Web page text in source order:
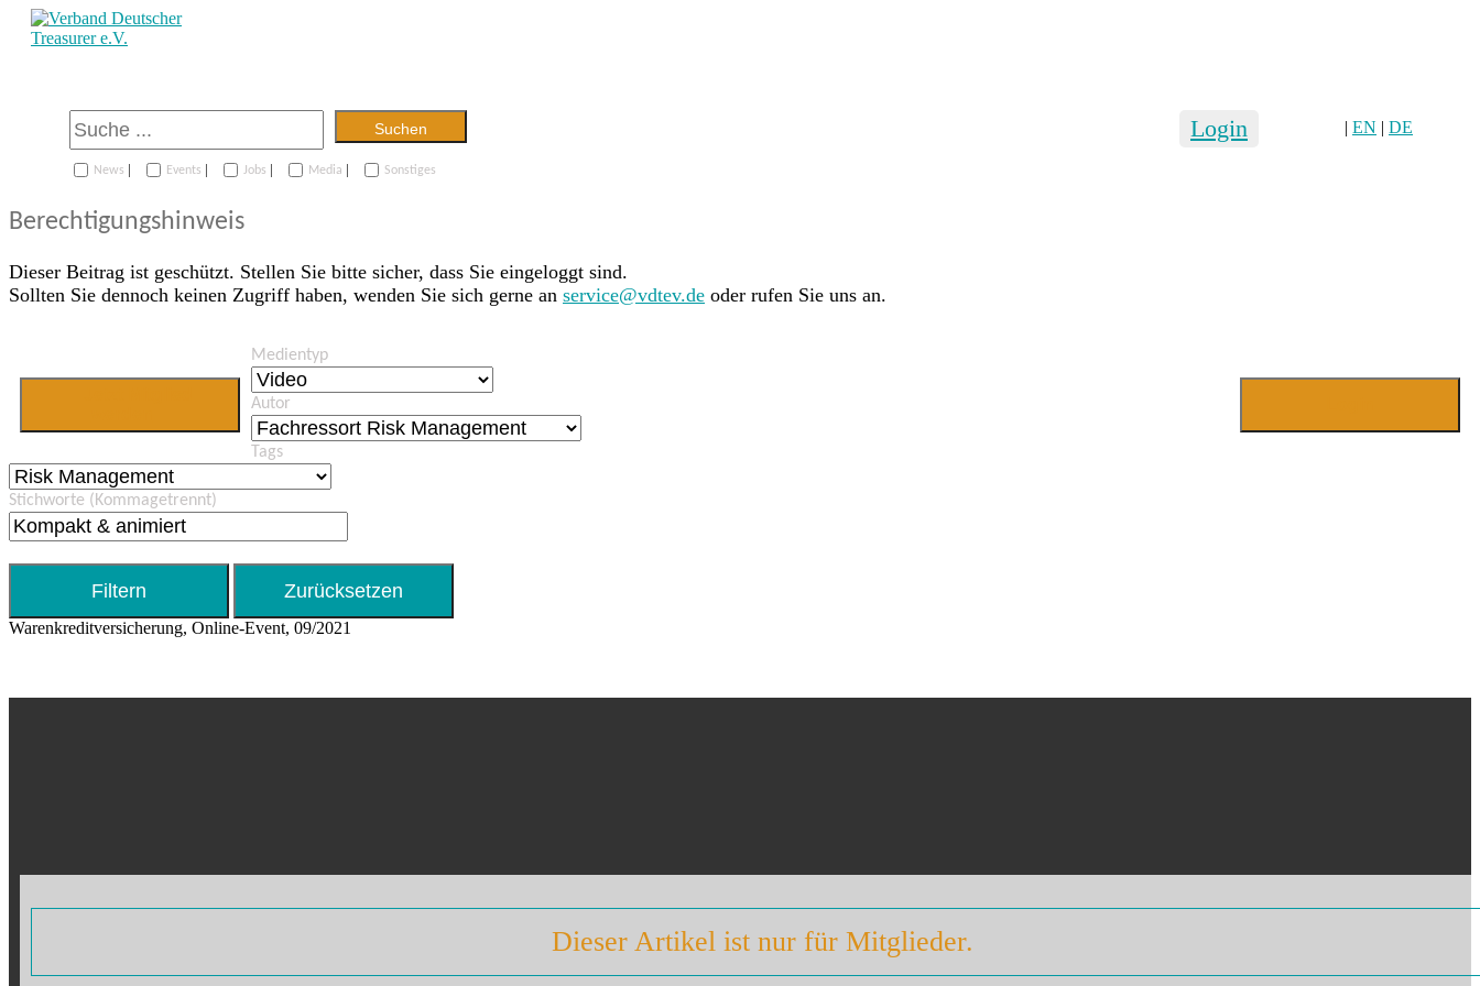
| EN | DE
Login
Suchen
News | Events | Jobs | Media | Sonstiges
Berechtigungshinweis
Dieser Beitrag ist geschützt. Stellen Sie bitte sicher, dass Sie eingeloggt sind.
Sollten Sie dennoch keinen Zugriff haben, wenden Sie sich gerne an service@vdtev.de oder rufen Sie uns an.
Medientyp
Autor
Tags
Stichworte (Kommagetrennt)
Warenkreditversicherung, Online-Event, 09/2021
Dieser Artikel ist nur für Mitglieder.